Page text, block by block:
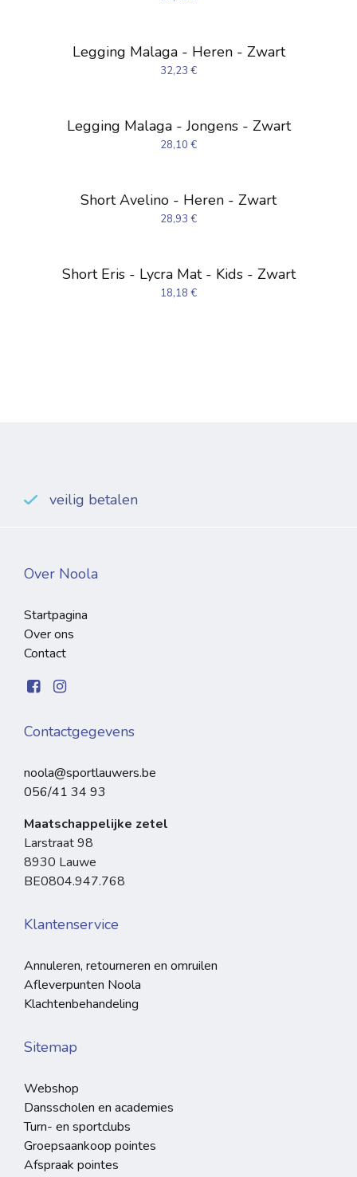
Legging Malaga - Heren - Zwart
32,23 €
Legging Malaga - Jongens - Zwart
28,10 €
Short Avelino - Heren - Zwart
28,93 €
Short Eris - Lycra Mat - Kids - Zwart
18,18 €
veilig betalen
Over Noola
Startpagina
Over ons
Contact
Contactgegevens
noola@sportlauwers.be
056/41 34 93
Maatschappelijke zetel
Larstraat 98
8930 Lauwe
BE0804.947.768
Klantenservice
Annuleren, retourneren en omruilen
Afleverpunten Noola
Klachtenbehandeling
Sitemap
Webshop
Dansscholen en academies
Turn- en sportclubs
Groepsaankoop pointes
Afspraak pointes